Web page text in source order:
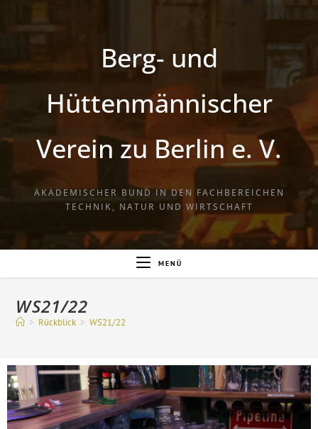
Berg- und
Hüttenmännischer
Verein zu Berlin e. V.
AKADEMISCHER BUND IN DEN FACHBEREICHEN
TECHNIK, NATUR UND WIRTSCHAFT
MENÜ
WS21/22
> Rückblick > WS21/22
Wintersemester
2024/2025